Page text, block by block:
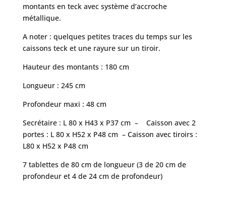
montants en teck avec système d’accroche
métallique.
A noter : quelques petites traces du temps sur les
caissons teck et une rayure sur un tiroir.
Hauteur des montants : 180 cm
Longueur : 245 cm
Profondeur maxi : 48 cm
Secrétaire : L 80 x H43 x P37 cm – Caisson avec 2
portes : L 80 x H52 x P48 cm – Caisson avec tiroirs :
L80 x H52 x P48 cm
7 tablettes de 80 cm de longueur (3 de 20 cm de
profondeur et 4 de 24 cm de profondeur)